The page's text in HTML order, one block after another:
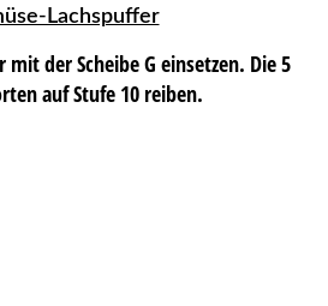
Lachspuffer
der Scheibe G einsetzen. Die 5
auf Stufe 10 reiben.